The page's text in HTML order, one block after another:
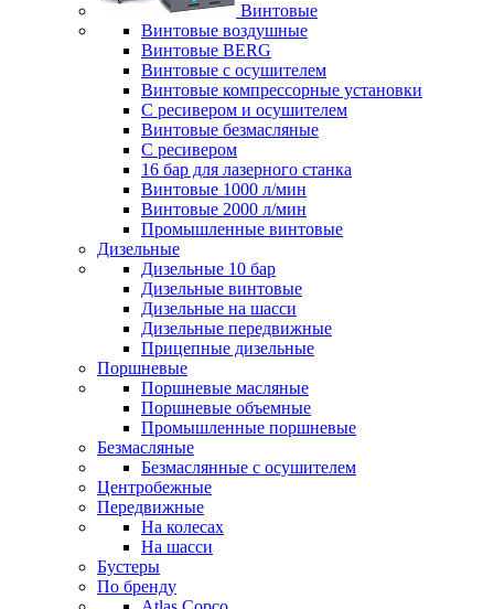
Винтовые
Винтовые воздушные
Винтовые BERG
Винтовые с осушителем
Винтовые компрессорные установки
C ресивером и осушителем
Винтовые безмасляные
C ресивером
16 бар для лазерного станка
Винтовые 1000 л/мин
Винтовые 2000 л/мин
Промышленные винтовые
Дизельные
Дизельные 10 бар
Дизельные винтовые
Дизельные на шасси
Дизельные передвижные
Прицепные дизельные
Поршневые
Поршневые масляные
Поршневые объемные
Промышленные поршневые
Безмасляные
Безмаслянные с осушителем
Центробежные
Передвижные
На колесах
На шасси
Бустеры
По бренду